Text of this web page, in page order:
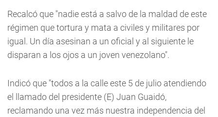
Recalcó que "nadie está a salvo de la maldad de este
régimen que tortura y mata a civiles y militares por
igual. Un día asesinan a un oficial y al siguiente le
disparan a los ojos a un joven venezolano".
Indicó que "todos a la calle este 5 de julio atendiendo
el llamado del presidente (E) Juan Guaidó,
reclamando una vez más nuestra independencia del